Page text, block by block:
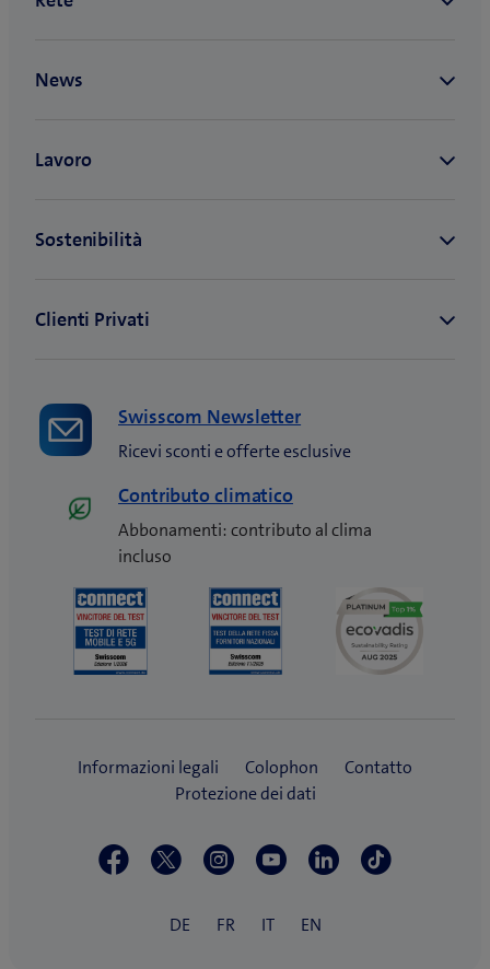
Swisscom Newsletter
Ricevi sconti e offerte esclusive
Contributo climatico
Abbonamenti: contributo al clima
incluso